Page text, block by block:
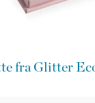
fra Glitter